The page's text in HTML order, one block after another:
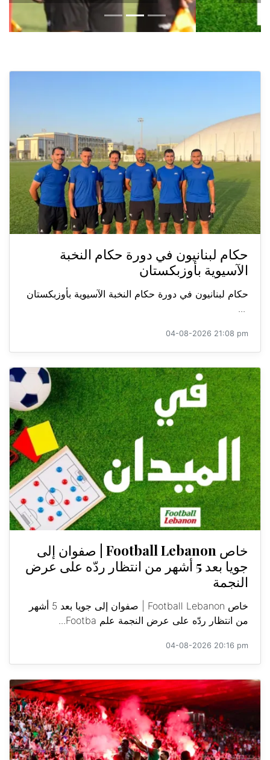
حكام لبنانيون في دورة حكام النخبة
الآسيوية بأوزبكستان
حكام لبنانيون في دورة حكام النخبة الآسيوية بأوزبكستان
...
04-08-2026 21:08 pm
خاص Football Lebanon | صفوان إلى
جويا بعد 5 أشهر من انتظار ردّه على عرض
النجمة
خاص Football Lebanon | صفوان إلى جويا بعد 5 أشهر
من انتظار ردّه على عرض النجمة علم Footba...
04-08-2026 20:16 pm